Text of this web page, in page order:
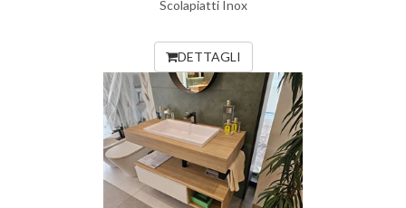
Scolapiatti Inox
DETTAGLI